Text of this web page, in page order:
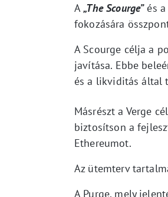
A„The Scourge”és
fokozására
A Scourge célja a
javítása. Ebbe
és a likviditás által
Másrészt a Verge
biztosítson a
Ethereumot.
Az ütemterv
A Purge, mely